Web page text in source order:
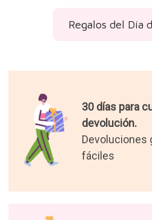
Regalos del Día
30 días para
devolución.
Devoluciones
fáciles